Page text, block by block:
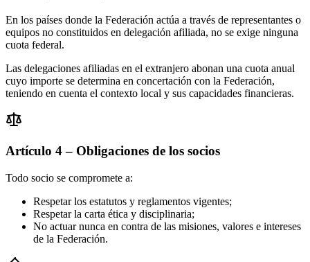
En los países donde la Federación actúa a través de representantes o
equipos no constituidos en delegación afiliada, no se exige ninguna
cuota federal.
Las delegaciones afiliadas en el extranjero abonan una cuota anual
cuyo importe se determina en concertación con la Federación,
teniendo en cuenta el contexto local y sus capacidades financieras.
Artículo 4 – Obligaciones de los socios
Todo socio se compromete a:
Respetar los estatutos y reglamentos vigentes;
Respetar la carta ética y disciplinaria;
No actuar nunca en contra de las misiones, valores e intereses
de la Federación.